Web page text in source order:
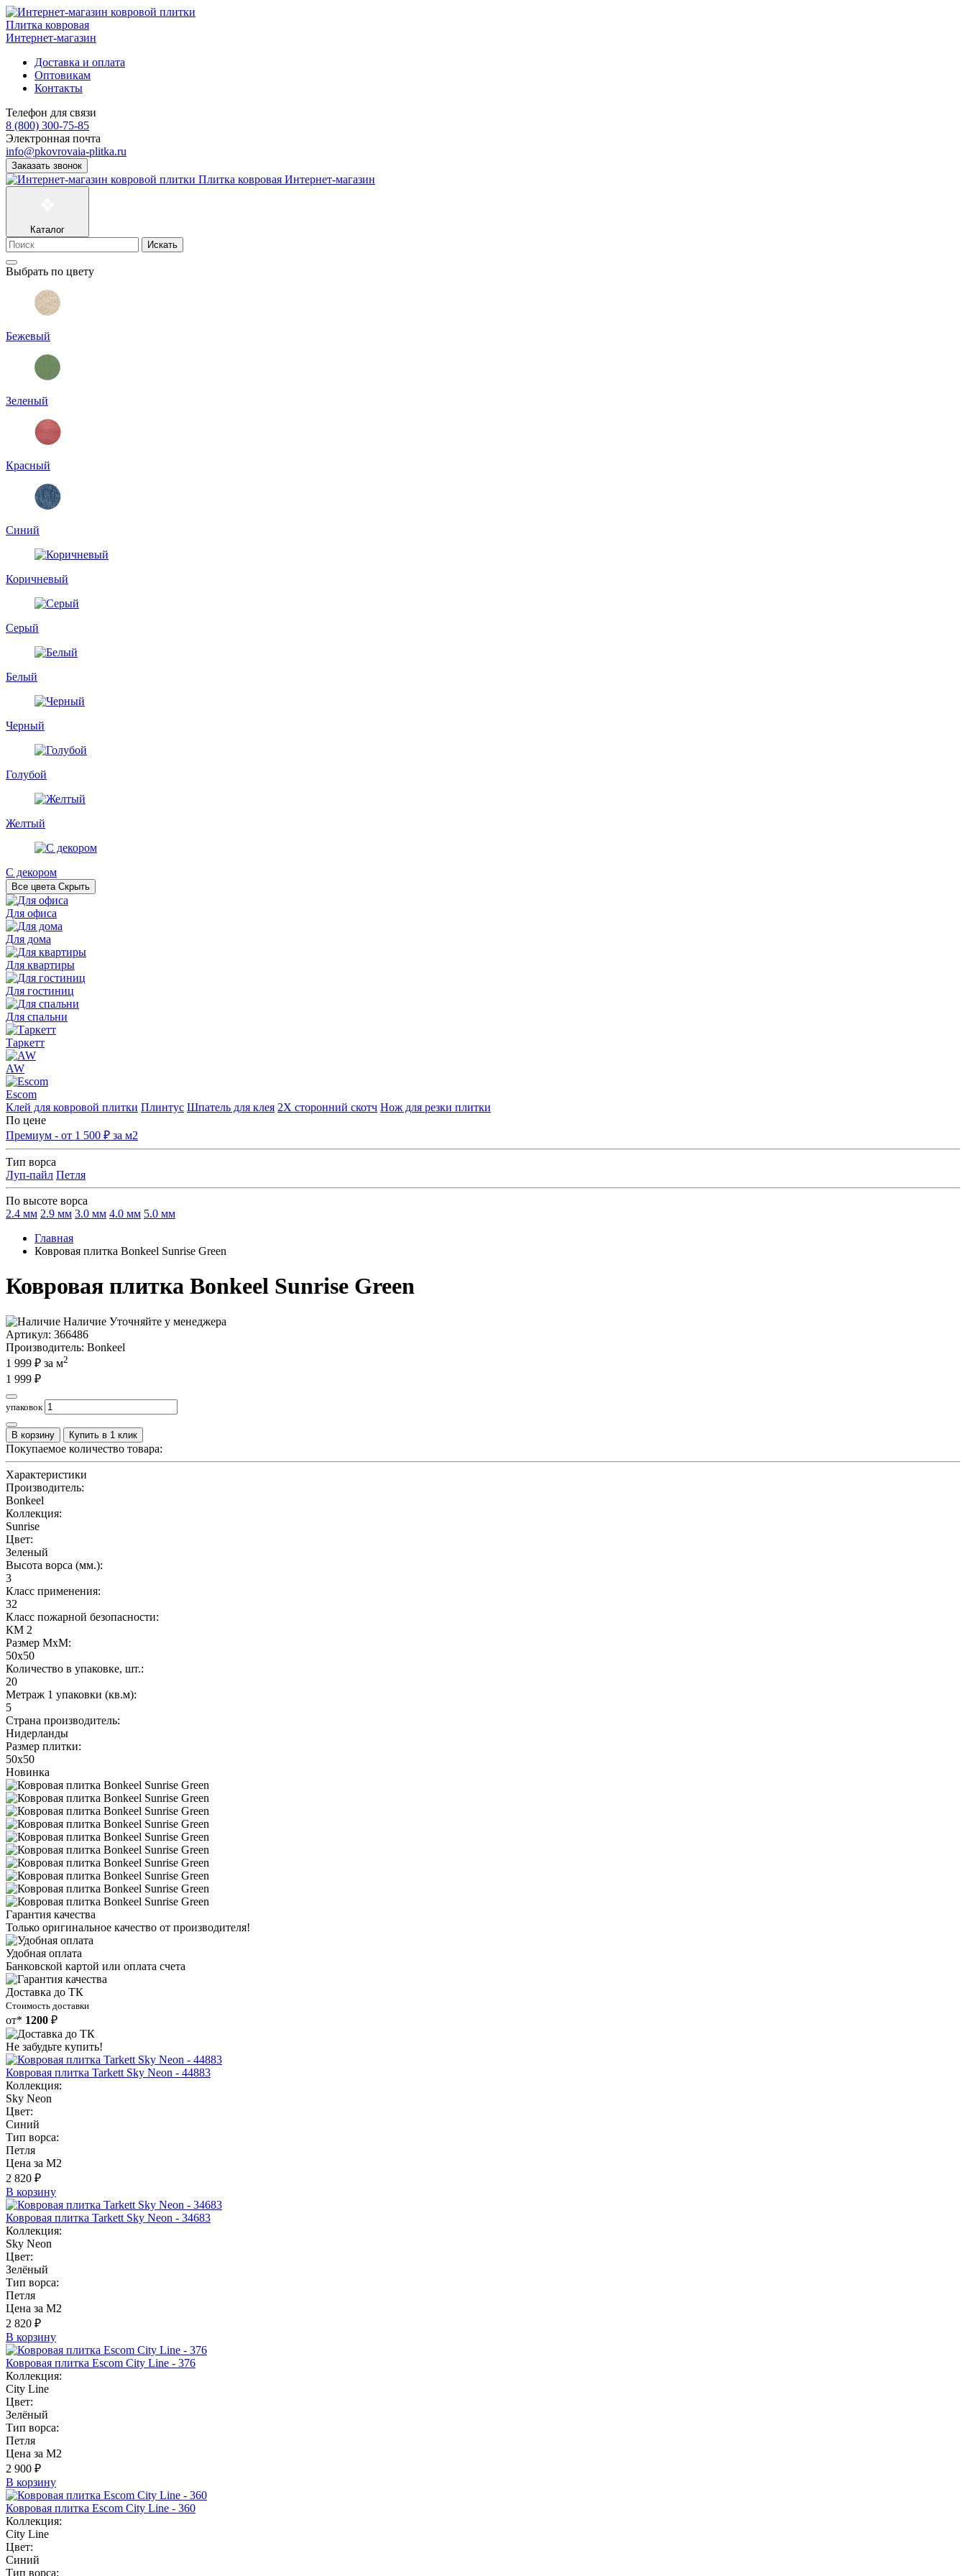
Плитка ковровая
Интернет-магазин
Доставка и оплата
Оптовикам
Контакты
Телефон для связи
8 (800) 300-75-85
Электронная почта
info@pkovrovaia-plitka.ru
Заказать звонок
Плитка ковровая Интернет-магазин
Каталог
Искать
Выбрать по цвету
Бежевый
Зеленый
Красный
Синий
Коричневый
Серый
Белый
Черный
Голубой
Желтый
С декором
Все цвета Скрыть
Для офиса
Для дома
Для квартиры
Для гостиниц
Для спальни
Таркетт
AW
Escom
Клей для ковровой плитки Плинтус Шпатель для клея 2Х сторонний скотч Нож для резки плитки
По цене
Премиум - от 1 500 ₽ за м2
Тип ворса
Луп-пайл Петля
По высоте ворса
2.4 мм 2.9 мм 3.0 мм 4.0 мм 5.0 мм
Главная
Ковровая плитка Bonkeel Sunrise Green
Ковровая плитка Bonkeel Sunrise Green
Наличие Уточняйте у менеджера
Артикул: 366486
Производитель: Bonkeel
1 999 ₽ за м2
1 999 ₽
упаковок
В корзину Купить в 1 клик
Покупаемое количество товара:
Характеристики
Производитель:
Bonkeel
Коллекция:
Sunrise
Цвет:
Зеленый
Высота ворса (мм.):
3
Класс применения:
32
Класс пожарной безопасности:
КМ 2
Размер МхМ:
50x50
Количество в упаковке, шт.:
20
Метраж 1 упаковки (кв.м):
5
Страна производитель:
Нидерланды
Размер плитки:
50x50
Новинка
Гарантия качества
Только оригинальное качество от производителя!
Удобная оплата
Банковской картой или оплата счета
Доставка до ТК
Стоимость доставки
от* 1200 ₽
Не забудьте купить!
Ковровая плитка Tarkett Sky Neon - 44883
Коллекция:
Sky Neon
Цвет:
Синий
Тип ворса:
Петля
Цена за М2
2 820 ₽
В корзину
Ковровая плитка Tarkett Sky Neon - 34683
Коллекция:
Sky Neon
Цвет:
Зелёный
Тип ворса:
Петля
Цена за М2
2 820 ₽
В корзину
Ковровая плитка Escom City Line - 376
Коллекция:
City Line
Цвет:
Зелёный
Тип ворса:
Петля
Цена за М2
2 900 ₽
В корзину
Ковровая плитка Escom City Line - 360
Коллекция:
City Line
Цвет:
Синий
Тип ворса: